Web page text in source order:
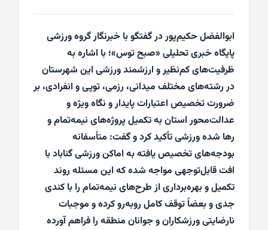
ابوالفضل حکیم‌پور در گفتگو با خبرنگار گروه ورزشی
پایگاه خبری تحلیلی «صبح توس»؛ با اشاره به
ظرفیت‌های کم‌نظیر و ارزشمند ورزشی این شهرستان
در رشته‌های مختلف میدانی، رزمی، توپی و انفرادی، بر
ضرورت تخصیص اعتبارات پایدار و نگاه ویژه و
عدالت‌محور استان به تکمیل پروژه‌های نیمه‌تمام و
رها شده ورزشی تأکید کرد و گفت: متأسفانه
بودجه‌های تخصیص یافته به اماکن ورزشی گناباد با
افت قابل‌توجهی مواجه شده که این مسئله روند
تکمیل و بهره‌برداری از طرح‌های نیمه‌تمام را با کندی
جدی و بعضاً توقف کامل روبه‌رو کرده و موجبات
نارضایتی ورزشکاران و جوانان منطقه را فراهم آورده